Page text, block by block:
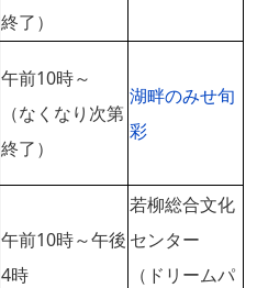
終了）
午前10時～
（なくなり次第
終了）
湖畔のみせ旬
彩
午前10時～午後
4時
若柳総合文化
センター
（ドリームパ